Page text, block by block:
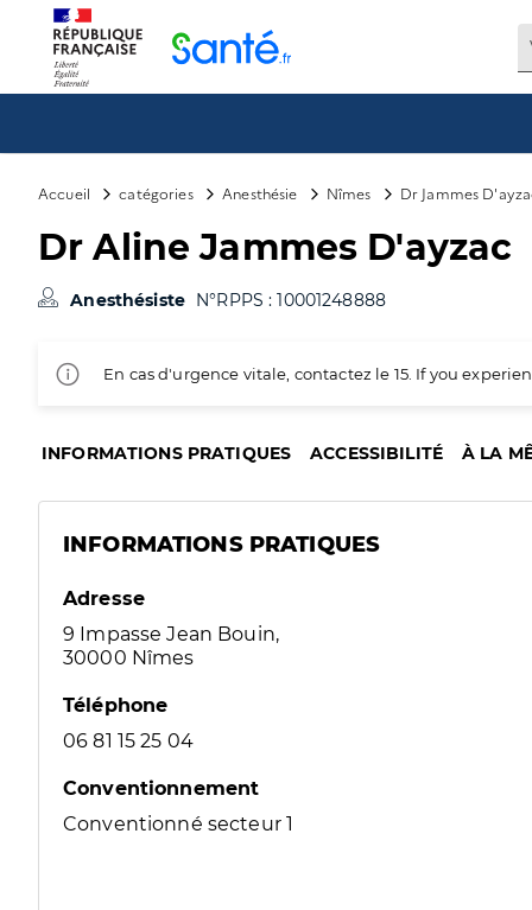
Accueil catégories Anesthésie Nîmes Dr Jammes
Dr Aline Jammes D'ayzac
Anesthésiste N°RPPS : 10001248888
En cas d'urgence vitale, contactez le 15. If you
INFORMATIONS PRATIQUES ACCESSIBILITÉ À LA
INFORMATIONS PRATIQUES
Adresse
9 Impasse Jean Bouin,
30000 Nîmes
Téléphone
06 81 15 25 04
Conventionnement
Conventionné secteur 1
Panneau de gestion des cookies